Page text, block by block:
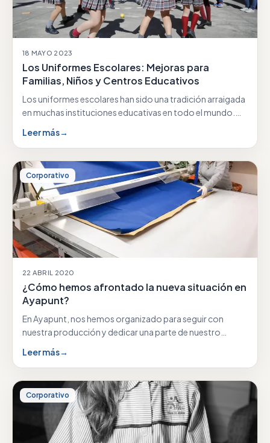
18 MAYO 2023
Los Uniformes Escolares: Mejoras para
Familias, Niños y Centros Educativos
Los uniformes escolares han sido una tradición arraigada
en muchas instituciones educativas en todo el mundo.…
Leer más→
Corporativo
22 ABRIL 2020
¿Cómo hemos afrontado la nueva situación en
Ayapunt?
En Ayapunt, nos hemos organizado para seguir con
nuestra producción y dedicar una parte de nuestro…
Leer más→
Corporativo